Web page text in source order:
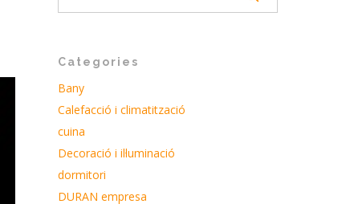
Categories
Bany
Calefacció i climatització
cuina
Decoració i il·luminació
dormitori
DURAN empresa